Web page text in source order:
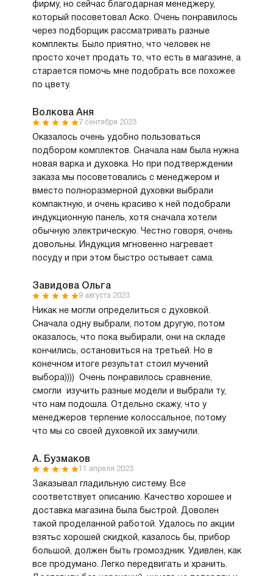
фирму, но сейчас благодарная менеджеру,
который посоветовал Аско. Очень понравилось
через подборщик рассматривать разные
комплекты. Было приятно, что человек не
просто хочет продать то, что есть в магазине, а
старается помочь мне подобрать все похожее
по цвету.
Волкова Аня
7 сентября 2023
Оказалось очень удобно пользоваться
подбором комплектов. Сначала нам была нужна
новая варка и духовка. Но при подтверждении
заказа мы посоветовались с менеджером и
вместо полноразмерной духовки выбрали
компактную, и очень красиво к ней подобрали
индукционную панель, хотя сначала хотели
обычную электрическую. Честно говоря, очень
довольны. Индукция мгновенно нагревает
посуду и при этом быстро остывает сама.
Завидова Ольга
9 августа 2023
Никак не могли определиться с духовкой.
Сначала одну выбрали, потом другую, потом
оказалось, что пока выбирали, они на складе
кончились, остановиться на третьей. Но в
конечном итоге результат стоил мучений
выбора)))) Очень понравилось сравнение,
смогли изучить разные модели и выбрали ту,
что нам подошла. Отдельно скажу, что у
менеджеров терпение колоссальное, потому
что мы со своей духовкой их замучили.
А. Бузмаков
11 апреля 2023
Заказывал гладильную систему. Все
соответствует описанию. Качество хорошее и
доставка магазина была быстрой. Доволен
такой проделанной работой. Удалось по акции
взятьс хорошей скидкой, казалось бы, прибор
большой, должен быть громоздник. Удивлен, как
все продумано. Легко передвигать и хранить.